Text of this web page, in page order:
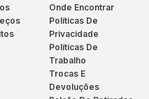
Onde Encontrar
Políticas De
Privacidade
Políticas De
Trabalho
Trocas E
Devoluções